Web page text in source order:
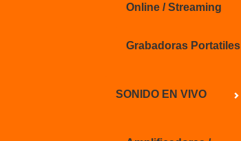
Online / Streaming
Grabadoras Portatiles
SONIDO EN VIVO